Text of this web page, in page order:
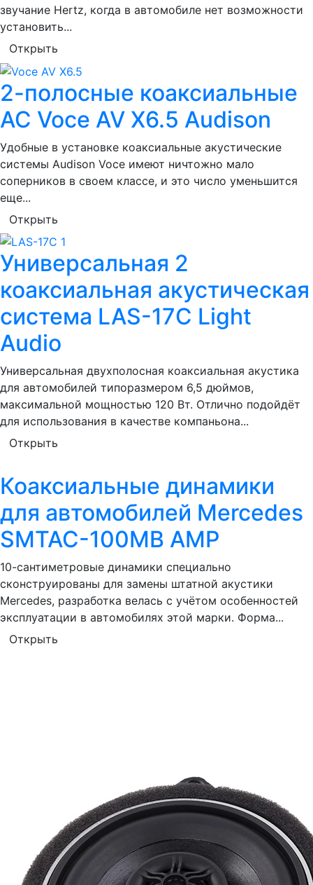
звучание Hertz, когда в автомобиле нет возможности
установить...
Открыть
2-полосные коаксиальные
АС Voce AV X6.5 Audison
Удобные в установке коаксиальные акустические
системы Audison Voce имеют ничтожно мало
соперников в своем классе, и это число уменьшится
еще...
Открыть
Универсальная 2
коаксиальная акустическая
система LAS-17C Light
Audio
Универсальная двухполосная коаксиальная акустика
для автомобилей типоразмером 6,5 дюймов,
максимальной мощностью 120 Вт. Отлично подойдёт
для использования в качестве компаньона...
Открыть
Коаксиальные динамики
для автомобилей Mercedes
SMTAC-100MB AMP
10-сантиметровые динамики специально
сконструированы для замены штатной акустики
Mercedes, разработка велась с учётом особенностей
эксплуатации в автомобилях этой марки. Форма...
Открыть